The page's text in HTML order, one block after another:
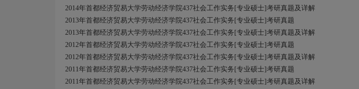
2014年首都经济贸易大学劳动经济学院437社会工作实务[专业硕士]考研真题及详解
2013年首都经济贸易大学劳动经济学院437社会工作实务[专业硕士]考研真题
2013年首都经济贸易大学劳动经济学院437社会工作实务[专业硕士]考研真题及详解
2012年首都经济贸易大学劳动经济学院437社会工作实务[专业硕士]考研真题
2012年首都经济贸易大学劳动经济学院437社会工作实务[专业硕士]考研真题及详解
2011年首都经济贸易大学劳动经济学院437社会工作实务[专业硕士]考研真题
2011年首都经济贸易大学劳动经济学院437社会工作实务[专业硕士]考研真题及详解